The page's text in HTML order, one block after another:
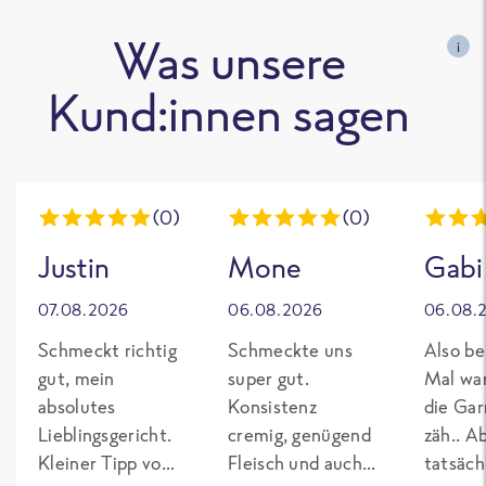
Was unsere
Kund:innen sagen
i
(0)
Justin
07.08.2026
Schmeckt richtig
gut, mein
absolutes
Lieblingsgericht.
Kleiner Tipp von
(0)
Mone
06.08.2026
Schmeckte uns
super gut.
Konsistenz
cremig, genügend
Fleisch und auch
Gabi
Also
Mal
die
zäh..